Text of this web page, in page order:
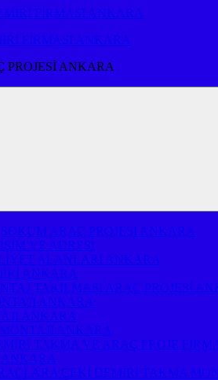
FİRMASI ANKARA
PROJESİ ANKARA
ARAÇ PROJESİ ANKARA
VE ADRESİ
ALANLARI ANKARA
ANKARA
TAKILMASI ARAÇ PROJESİ
ANKARA
ANKARA
ANKARA
TAKMA VE ARAÇ PROJE
ÇEKİ DEMİRİ TAKMA